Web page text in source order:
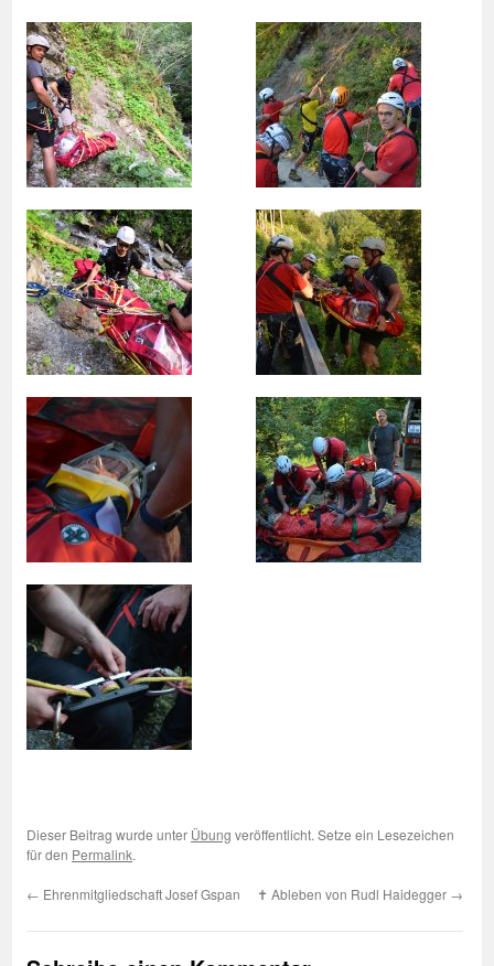
Dieser Beitrag wurde unter Übung veröffentlicht. Setze ein Lesezeichen
für den Permalink.
← Ehrenmitgliedschaft Josef Gspan ✝︎ Ableben von Rudl Haidegger →